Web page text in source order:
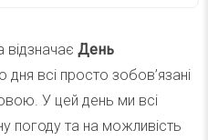
відзначає День
дня всі просто зобов’язані
У цей день ми всі
погоду та на можливість